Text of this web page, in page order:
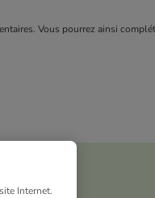
Vous pourrez ainsi
Internet.